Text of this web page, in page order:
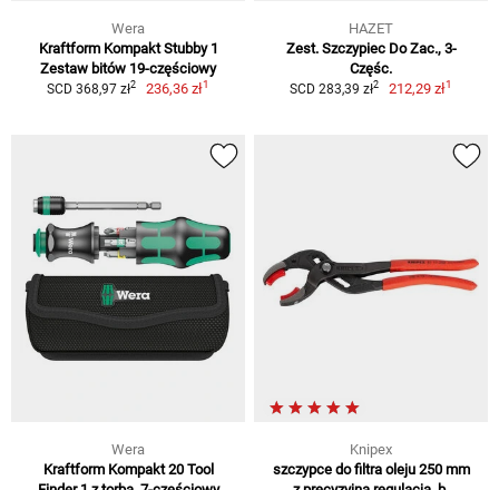
Wera
Kraftform Kompakt Stubby 1
Zestaw bitów 19-częściowy
SCD 368,97 zł2 236,36 zł1
HAZET
Zest. Szczypiec Do Zac., 3-
Częśc.
SCD 283,39 zł2 212,29 zł1
Wera
Kraftform Kompakt 20 Tool
Knipex
szczypce do filtra oleju 250 mm